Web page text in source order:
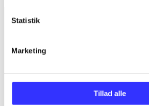
Statistik
Marketing
Tillad alle